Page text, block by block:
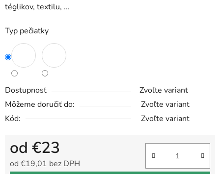
téglikov, textilu, ...
Typ pečiatky
Dostupnosť
Zvoľte variant
Môžeme doručiť do:
Zvoľte variant
Kód:
Zvoľte variant
od €23
od €19,01 bez DPH